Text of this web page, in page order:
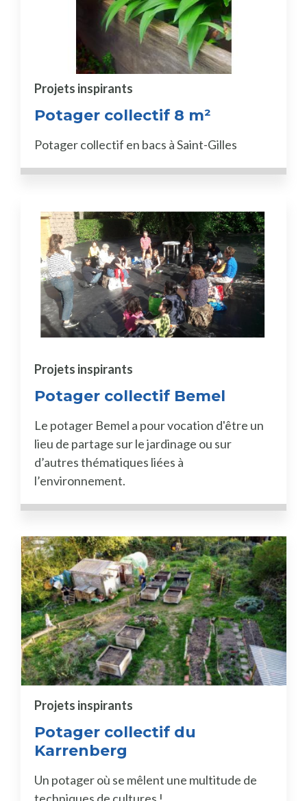
Potager collectif 8 m²
Projets inspirants
Potager collectif en bacs à Saint-Gilles
Potager collectif Bemel
Projets inspirants
Le potager Bemel a pour vocation d'être un
lieu de partage sur le jardinage ou sur
d’autres thématiques liées à
l’environnement.
Potager collectif du
Karrenberg
Projets inspirants
Un potager où se mêlent une multitude de